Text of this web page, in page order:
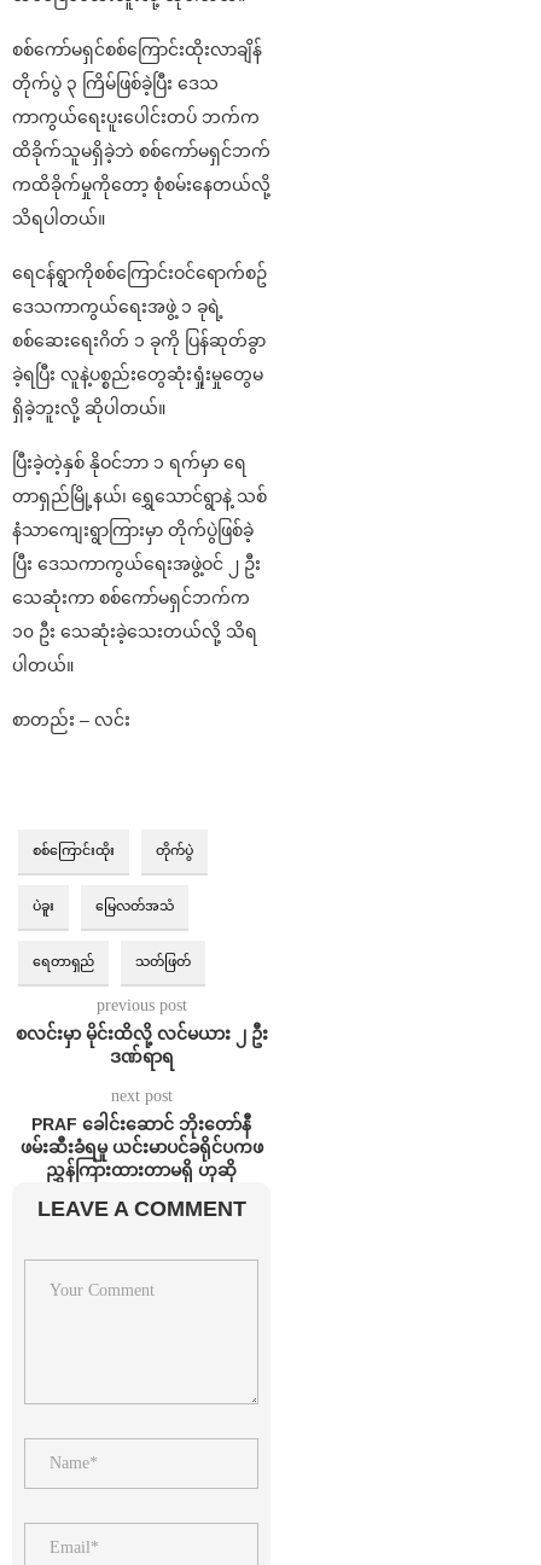
စစ်ကော်မရှင်စစ်ကြောင်းထိုးလာချိန်
တိုက်ပွဲ ၃ ကြိမ်ဖြစ်ခဲ့ပြီး ဒေသ
ကာကွယ်ရေးပူးပေါင်းတပ် ဘက်က
ထိခိုက်သူမရှိခဲ့ဘဲ စစ်ကော်မရှင်ဘက်
ကထိခိုက်မှုကိုတော့ စုံစမ်းနေတယ်လို့
သိရပါတယ်။
ရေငန်ရွာကိုစစ်ကြောင်းဝင်ရောက်စဥ်
ဒေသကာကွယ်ရေးအဖွဲ့ ၁ ခုရဲ့
စစ်ဆေးရေးဂိတ် ၁ ခုကို ပြန်ဆုတ်ခွာ
ခဲ့ရပြီး လူနဲ့ပစ္စည်းတွေဆုံးရှုံးမှုတွေမ
ရှိခဲ့ဘူးလို့ ဆိုပါတယ်။
ပြီးခဲ့တဲ့နှစ် နိုဝင်ဘာ ၁ ရက်မှာ ရေ
တာရှည်မြို့နယ်၊ ရွှေသောင်ရွာနဲ့ သစ်
နံသာကျေးရွာကြားမှာ တိုက်ပွဲဖြစ်ခဲ့
ပြီး ဒေသကာကွယ်ရေးအဖွဲ့ဝင် ၂ ဦး
သေဆုံးကာ စစ်ကော်မရှင်ဘက်က
၁၀ ဦး သေဆုံးခဲ့သေးတယ်လို့ သိရ
ပါတယ်။
စာတည်း – လင်း
စစ်ကြောင်းထိုး တိုက်ပွဲ
ပဲခူး မြေလတ်အသံ
ရေတာရှည် သတ်ဖြတ်
previous post
စလင်းမှာ မိုင်းထိလို့ လင်မယား ၂ ဦး
ဒဏ်ရာရ
next post
⁨PRAF ခေါင်းဆောင် ဘိုးတော်နီ
ဖမ်းဆီးခံရမှု ယင်းမာပင်ခရိုင်ပကဖ
ညွှန်ကြားထားတာမရှိ ဟုဆို
LEAVE A COMMENT